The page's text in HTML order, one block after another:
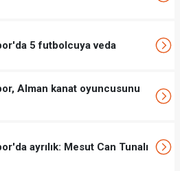
5 futbolcuya veda
Alman kanat oyuncusunu
ayrılık: Mesut Can Tunalı